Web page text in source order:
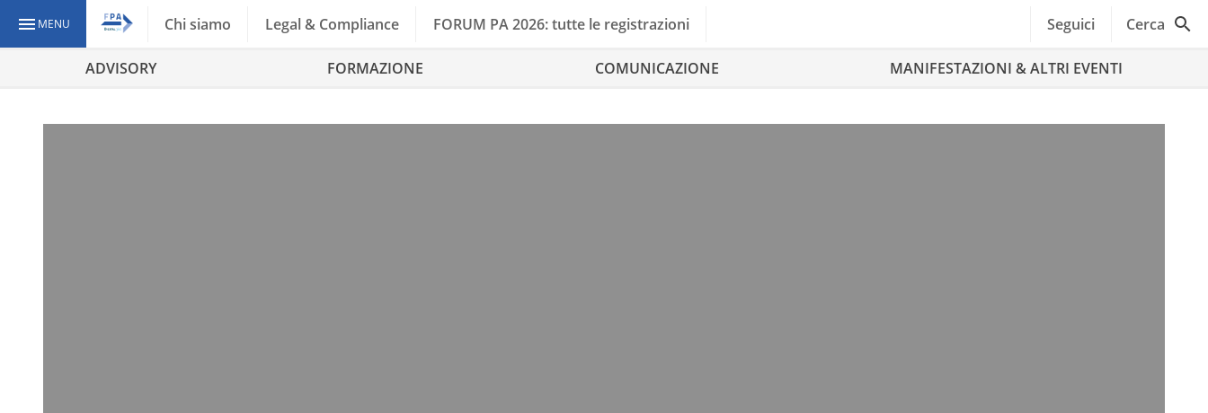
MENU Chi siamo Legal & Compliance FORUM PA 2026: tutte le registrazioni Seguici Cerca
ADVISORY FORMAZIONE COMUNICAZIONE MANIFESTAZIONI & ALTRI EVENTI